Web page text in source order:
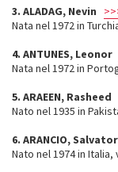
3. ALADAG, Nevin
Nata nel 1972 in
4. ANTUNES, Leonor
Nata nel 1972 in
5. ARAEEN, Rasheed
Nato nel 1935 in
6. ARANCIO,
Nato nel 1974 in